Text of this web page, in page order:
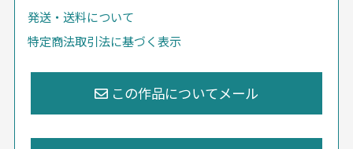
発送・送料について
特定商法取引法に基づく表示